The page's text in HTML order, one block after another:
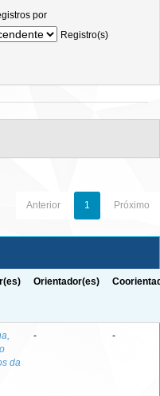
por
Registro(s)
Anterior 1 Próximo
Orientador(es)
da
- -